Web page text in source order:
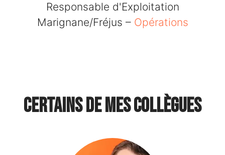
Responsable d'Exploitation
Marignane/Fréjus – Opérations
Certains de mes collègues